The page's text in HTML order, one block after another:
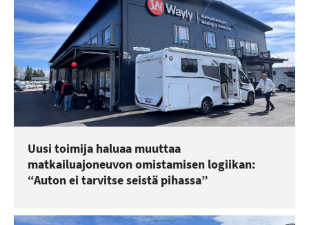
Uusi toimija haluaa muuttaa
matkailuajoneuvon omistamisen logiikan:
“Auton ei tarvitse seistä pihassa”